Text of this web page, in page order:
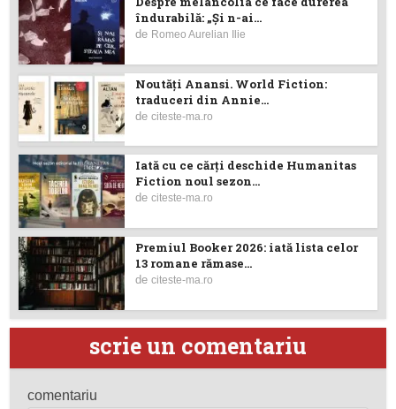
îndurabilă: „Și n-ai...
de Romeo Aurelian Ilie
Noutăţi Anansi. World Fiction:
traduceri din Annie...
deciteste-ma.ro
Iată cu ce cărţi deschide Humanitas
Fiction noul sezon...
deciteste-ma.ro
Premiul Booker 2026: iată lista celor
13 romane rămase...
deciteste-ma.ro
scrie un comentariu
comentariu